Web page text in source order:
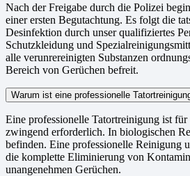
Nach der Freigabe durch die Polizei
einer ersten Begutachtung. Es folgt die
Desinfektion durch unser qualifiziertes
Schutzkleidung und
alle verunrereinigten Substanzen
Bereich von Gerüchen befreit.
Warum ist eine professionelle
Eine professionelle Tatortreinigung ist
zwingend erforderlich. In biologischen
befinden. Eine professionelle Reinigung
die komplette Eliminierung von
unangenehmen Gerüchen.